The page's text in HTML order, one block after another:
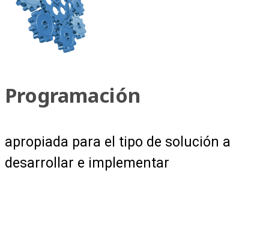
Programación
apropiada para el tipo de solución a
desarrollar e implementar